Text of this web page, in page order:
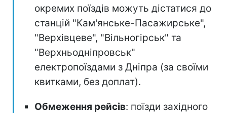
окремих поїздів можуть дістатися до
станцій "Кам'янське-Пасажирське",
"Верхівцеве", "Вільногірськ" та
"Верхньодніпровськ"
електропоїздами з Дніпра (за своїми
квитками, без доплат).
Обмеження рейсів: поїзди західного